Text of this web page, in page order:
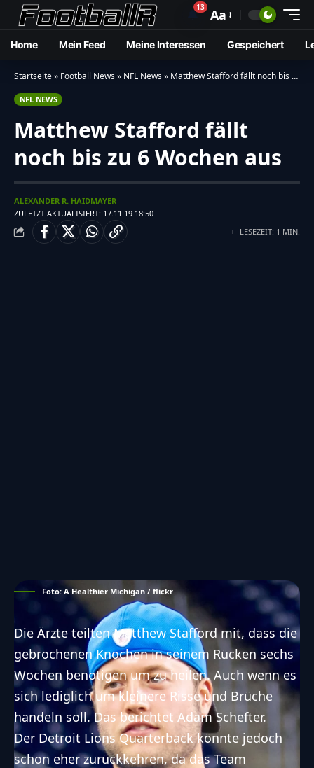
🔔13 Aa
Home Mein Feed Meine Interessen Gespeichert
Startseite» Football News» NFL News» Matthew Stafford fällt noch bis zu 6 Wochen aus
NFL NEWS
Matthew Stafford fällt
noch bis zu 6 Wochen aus
ZULETZT AKTUALISIERT: 17.11.19 18:50
ALEXANDER R. HAIDMAYER
LESEZEIT: 1 MIN.
Foto: A Healthier Michigan / flickr
Die Ärzte teilten Matthew Stafford mit, dass die
gebrochenen Knochen in seinem Rücken sechs
Wochen benötigen um zu heilen. Auch wenn es
sich lediglich um kleinere Risse und Brüche
handeln soll. Das berichtet Adam Schefter.
Der Detroit Lions Quarterback könnte jedoch
schon eher zurückkehren, da das Team